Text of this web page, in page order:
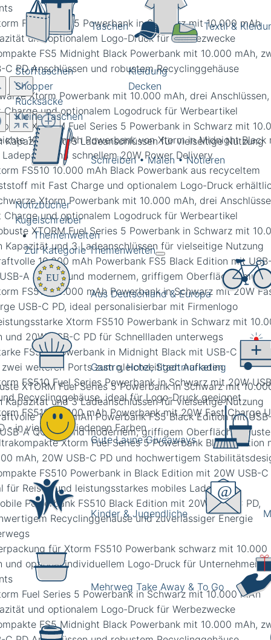
Taschen
Stofftaschen
Shopper
Rucksäcke
Kleine Taschen
Textil &
Kleidung
Decken
Schreiben • Malen • Notieren
Notizbücher
Kugelschreiber
Themenwelten
Zur Kategorie Themenwelten
Aus Deutschland & Europa
Gastro, Hotel, Stadtmarketing
Gute Laune Giveaways
Kinder & Jugendliche
Mehrweg Take Away & To Go
Xtorm Powerbank mit 10.000 mAh, drei Anschlüssen,
Charge und optionalem Logodruck für Werbeartikel
XTORM Fuel Series 5 Powerbank in Schwarz mit
Kapazität und 3 Ladeanschlüssen für vielseitige Nutzung